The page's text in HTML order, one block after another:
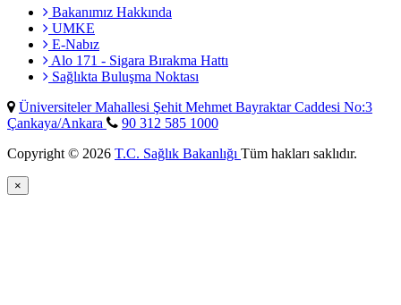
Bakanımız Hakkında
UMKE
E-Nabız
Alo 171 - Sigara Bırakma Hattı
Sağlıkta Buluşma Noktası
Üniversiteler Mahallesi Şehit Mehmet Bayraktar Caddesi No:3
Çankaya/Ankara
90 312 585 1000
Copyright © 2026 T.C. Sağlık Bakanlığı Tüm hakları saklıdır.
×